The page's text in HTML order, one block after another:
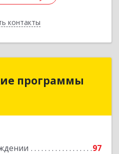
контакты
программы
97
край, Комсомольск-на-